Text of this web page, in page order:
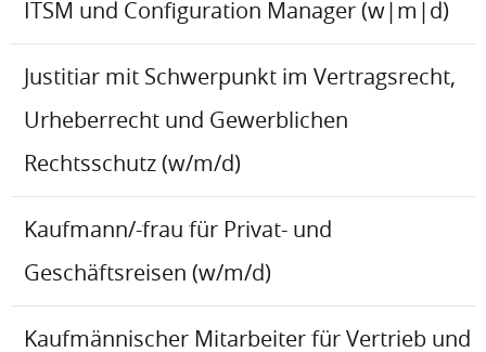
ITSM und Configuration Manager (w|m|d)
Justitiar mit Schwerpunkt im Vertragsrecht,
Urheberrecht und Gewerblichen
Rechtsschutz (w/m/d)
Kaufmann/-frau für Privat- und
Geschäftsreisen (w/m/d)
Kaufmännischer Mitarbeiter für Vertrieb und